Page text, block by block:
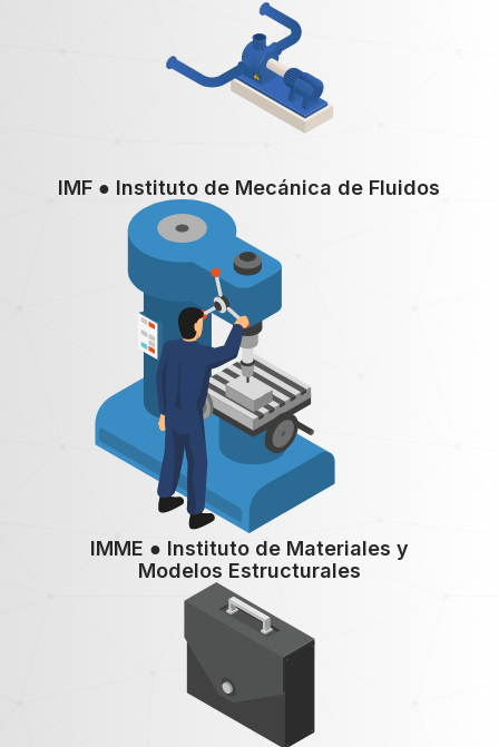
IMF ● Instituto de Mecánica de Fluidos
IMME ● Instituto de Materiales y
Modelos Estructurales